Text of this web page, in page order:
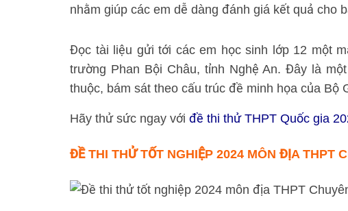
nhằm giúp các em dễ dàng đánh giá kết quả cho
Đọc tài liệu gửi tới các em học sinh lớp 12 một
trường Phan Bội Châu, tỉnh Nghệ An. Đây là
thuộc, bám sát theo cấu trúc đề minh họa của Bộ
Hãy thử sức ngay với đề thi thử THPT Quốc gia
ĐỀ THI THỬ TỐT NGHIỆP 2024 MÔN ĐỊA THPT